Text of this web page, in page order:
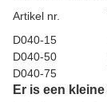
Artikel nr.
D040-15
D040-50
D040-75